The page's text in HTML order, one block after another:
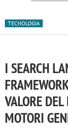
TECNOLOGIA
I SEARCH
VALORE
MOTORI